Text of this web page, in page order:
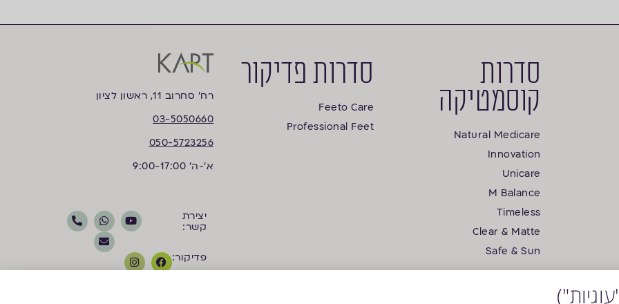
סדרות
קוסמטיקה
Natural Medicare
Innovation
Unicare
M Balance
Timeless
Clear & Matte
Safe & Sun
סדרות פדיקור
Feeto Care
Professional Feet
רח’ סחרוב 11, ראשון לציון
03-5050660
050-5723256
א'-ה' 9:00-17:00
יצירת
קשר:
פדיקור: